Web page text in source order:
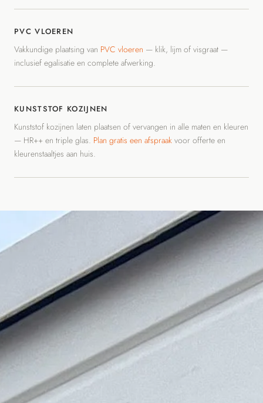
PVC VLOEREN
Vakkundige plaatsing van PVC vloeren — klik, lijm of visgraat —
inclusief egalisatie en complete afwerking.
KUNSTSTOF KOZIJNEN
Kunststof kozijnen laten plaatsen of vervangen in alle maten en kleuren
— HR++ en triple glas. Plan gratis een afspraak voor offerte en
kleurenstaaltjes aan huis.